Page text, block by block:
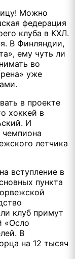
Можно
федерация
клуба в КХЛ.
В Финляндии,
ему чуть ли
во
уже
в проекте
хоккей в
И
чемпиона
летчика
вступление в
пункта
клуб примут
«Осло
В
на 12 тысяч